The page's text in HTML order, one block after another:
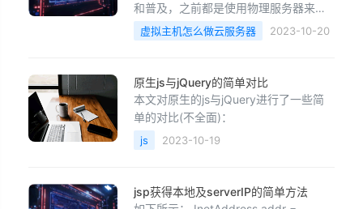
和普及，之前都是使用物理服务器来实
现虚拟主机应用，随着云计算技术的发
展与普及，越来越多的网络用户选择使
是现在比较流行的在云服务器上实现虚
拟主机应用的步骤如下：1、搭建.NET
环境和php环境等；2、搭建好IIS来存放
主机站点，搭建好FTP服务，方便数据
的上传和下载；3、确认是否设置虚拟主
用需要注意...
虚拟主机怎么做云服务器 2023-10-20
原生js与jQuery的简单对比
本文对原生的js与jQuery进行了一些简
单的对比(不全面)：
js 2023-10-19
jsp获得本地及serverIP的简单方法